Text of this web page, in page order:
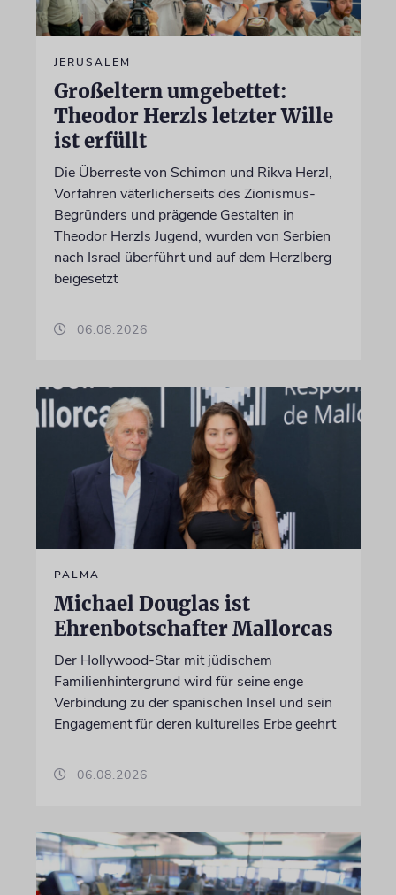
JERUSALEM
Großeltern umgebettet:
Theodor Herzls letzter Wille
ist erfüllt
Die Überreste von Schimon und Rikva Herzl,
Vorfahren väterlicherseits des Zionismus-
Begründers und prägende Gestalten in
Theodor Herzls Jugend, wurden von Serbien
nach Israel überführt und auf dem Herzlberg
beigesetzt
06.08.2026
PALMA
Michael Douglas ist
Ehrenbotschafter Mallorcas
Der Hollywood-Star mit jüdischem
Familienhintergrund wird für seine enge
Verbindung zu der spanischen Insel und sein
Engagement für deren kulturelles Erbe geehrt
06.08.2026